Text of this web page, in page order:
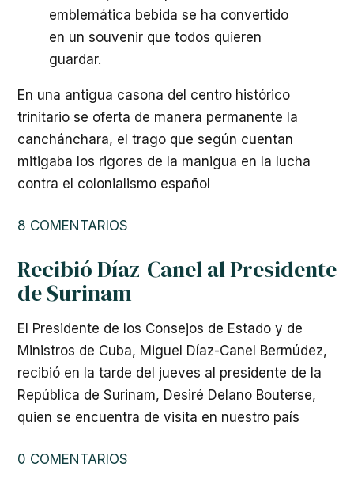
En una antigua casona del centro histórico
trinitario se oferta de manera permanente la
canchánchara, el trago que según cuentan
mitigaba los rigores de la manigua en la lucha
contra el colonialismo español
8 COMENTARIOS
Recibió Díaz-Canel al Presidente
de Surinam
El Presidente de los Consejos de Estado y de
Ministros de Cuba, Miguel Díaz-Canel Bermúdez,
recibió en la tarde del jueves al presidente de la
República de Surinam, Desiré Delano Bouterse,
quien se encuentra de visita en nuestro país
0 COMENTARIOS